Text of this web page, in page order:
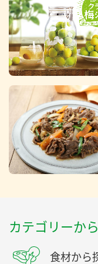
カテゴリーか
食材から